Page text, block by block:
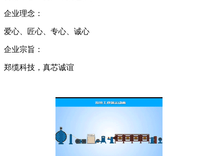
企业理念：
爱心、匠心、专心、诚心
企业宗旨：
郑缆科技，真芯诚谊